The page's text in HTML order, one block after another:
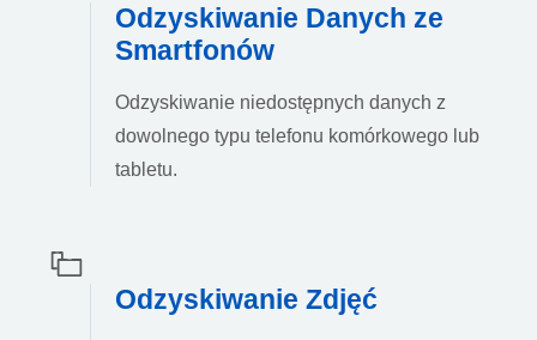
Odzyskiwanie Danych ze
Smartfonów
Odzyskiwanie niedostępnych danych z
dowolnego typu telefonu komórkowego lub
tabletu.
Odzyskiwanie Zdjęć